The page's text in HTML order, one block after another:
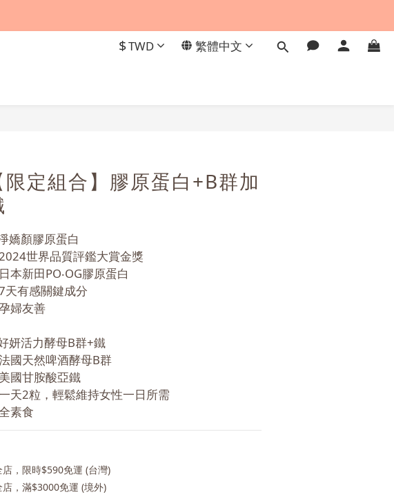
$TWD 繁體中文
限定組合】膠原蛋白+B群加
嬌顏膠原蛋白
世界品質評鑑大賞金獎
本新田PO‧OG膠原蛋白
有感關鍵成分
婦友善
妍活力酵母B群+鐵
國天然啤酒酵母B群
國甘胺酸亞鐵
天2粒，輕鬆維持女性一日所需
素食
店，限時$590免運 (台灣)
店，滿$3000免運 (境外)